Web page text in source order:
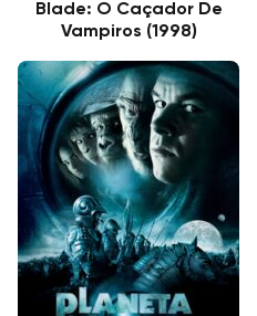
Blade: O Caçador De
Vampiros (1998)